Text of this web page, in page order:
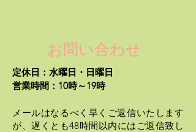
お問い合わせ
定休日：水曜日・日曜日​
営業時間：10時～19時
メールはなるべく早くご返信いたします
が、遅くとも48時間以内にはご返信致し